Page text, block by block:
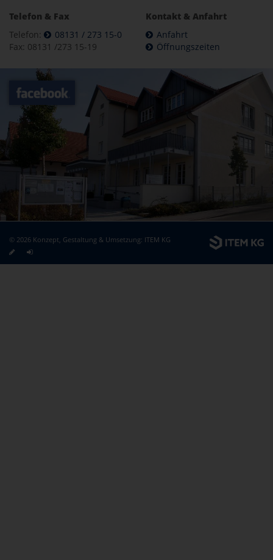
Telefon & Fax
Telefon:
08131 / 273 15-0
Fax: 08131 /273 15-19
Kontakt & Anfahrt
Anfahrt
Öffnungszeiten
© 2026 Konzept, Gestaltung & Umsetzung: ITEM KG